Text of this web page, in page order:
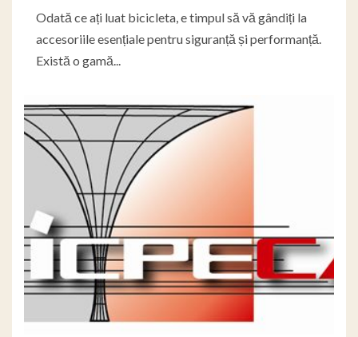
Odată ce ați luat bicicleta, e timpul să vă gândiți la
accesoriile esențiale pentru siguranță și performanță.
Există o gamă...